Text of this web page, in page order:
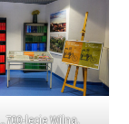
lecie Wilna.